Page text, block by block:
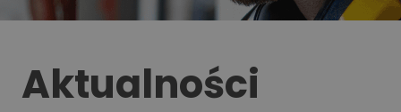
Aktualności